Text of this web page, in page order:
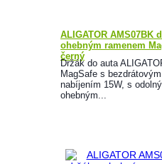
ALIGATOR AMS07BK
ohebným ramenem
černý
Držák do auta
MagSafe s bezdrátovým
nabíjením 15W, s
ohebným...